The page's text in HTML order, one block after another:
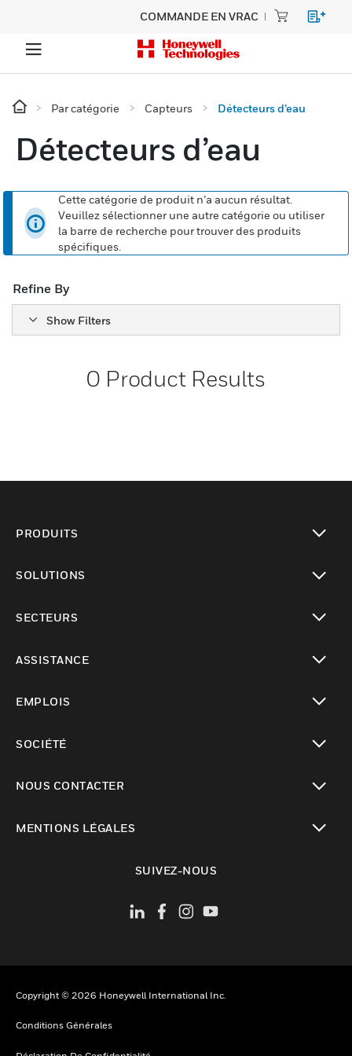
COMMANDE EN VRAC
Par catégorie Capteurs Détecteurs d’eau
Détecteurs d’eau
Cette catégorie de produit n’a aucun résultat.
Veuillez sélectionner une autre catégorie ou utiliser
la barre de recherche pour trouver des produits
spécifiques.
Refine By
Show Filters
0 Product Results
PRODUITS
SOLUTIONS
SECTEURS
ASSISTANCE
EMPLOIS
SOCIÉTÉ
NOUS CONTACTER
MENTIONS LÉGALES
SUIVEZ-NOUS
Copyright © 2026 Honeywell International Inc.
Conditions Générales